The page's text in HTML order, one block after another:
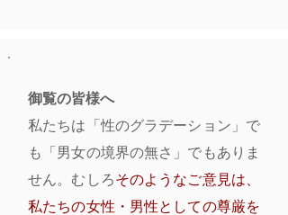
御覧の皆様へ
私たちは「性のグラデーション」で
も「男女の境界の無さ」でもありま
せん。むしろそのようなご意見は、
私たちの女性・男性としての尊厳を